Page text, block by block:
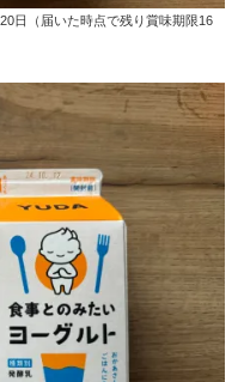
日（届いた時点で残り賞味期限16